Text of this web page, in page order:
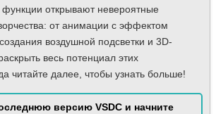
открывают невероятные
от анимации с эффектом
воздушной подсветки и 3D-
весь потенциал этих
читайте далее, чтобы узнать больше!
версию VSDC и начните